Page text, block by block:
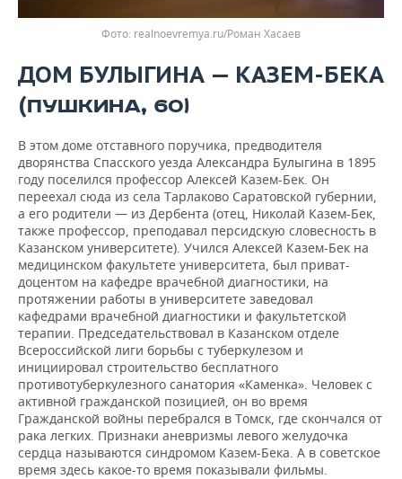
realnoevremya.ru/Роман Хасаев
ДОМ БУЛЫГИНА — КАЗЕМ-БЕКА
(ПУШКИНА, 60)
В этом доме отставного поручика, предводителя
дворянства Спасского уезда Александра Булыгина в 1895
году поселился профессор Алексей Казем-Бек. Он
переехал сюда из села Тарлаково Саратовской губернии,
а его родители — из Дербента (отец, Николай Казем-Бек,
также профессор, преподавал персидскую словесность в
Казанском университете). Учился Алексей Казем-Бек на
медицинском факультете университета, был приват-
доцентом на кафедре врачебной диагностики, на
протяжении работы в университете заведовал
кафедрами врачебной диагностики и факультетской
терапии. Председательствовал в Казанском отделе
Всероссийской лиги борьбы с туберкулезом и
инициировал строительство бесплатного
противотуберкулезного санатория «Каменка». Человек с
активной гражданской позицией, он во время
Гражданской войны перебрался в Томск, где скончался от
рака легких. Признаки аневризмы левого желудочка
сердца называются синдромом Казем-Бека. А в советское
время здесь какое-то время показывали фильмы.